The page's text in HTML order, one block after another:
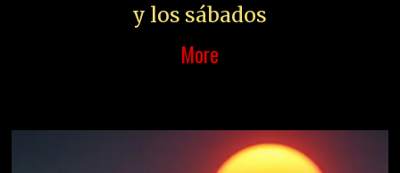
y los sábados
More